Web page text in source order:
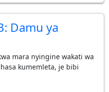
Damu ya
mara nyingine wakati wa
kumemleta, je bibi